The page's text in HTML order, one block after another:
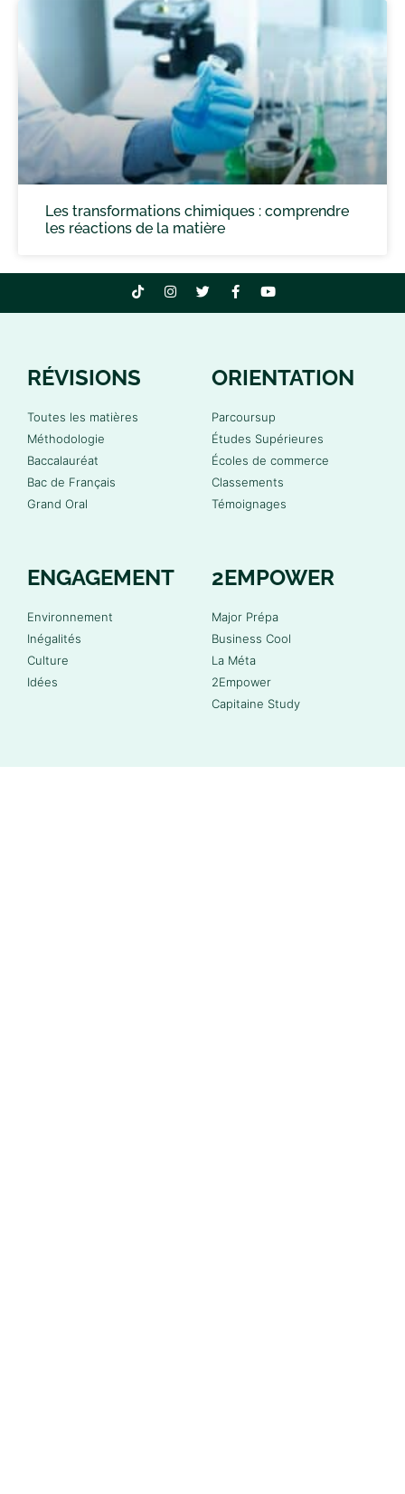
Les transformations chimiques : comprendre
les réactions de la matière
RÉVISIONS
Toutes les matières
Méthodologie
Baccalauréat
Bac de Français
Grand Oral
ORIENTATION
Parcoursup
Études Supérieures
Écoles de commerce
Classements
Témoignages
ENGAGEMENT
Environnement
Inégalités
Culture
Idées
2EMPOWER
Major Prépa
Business Cool
La Méta
2Empower
Capitaine Study